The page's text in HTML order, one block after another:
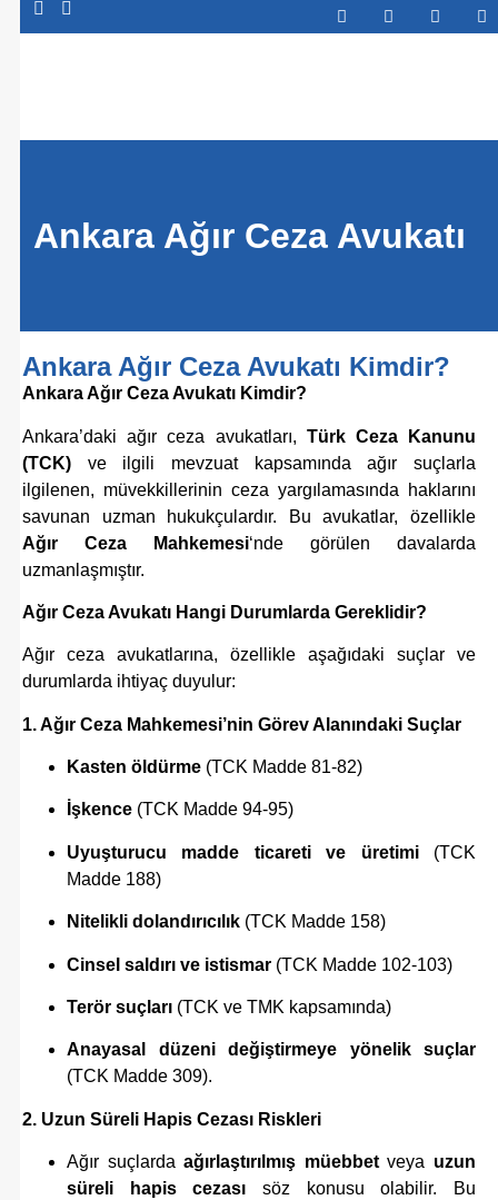
Ankara Ağır Ceza Avukatı
Ankara Ağır Ceza Avukatı Kimdir?
Ankara Ağır Ceza Avukatı Kimdir?
Ankara’daki ağır ceza avukatları, Türk Ceza Kanunu
(TCK) ve ilgili mevzuat kapsamında ağır suçlarla
ilgilenen, müvekkillerinin ceza yargılamasında haklarını
savunan uzman hukukçulardır. Bu avukatlar, özellikle
Ağır Ceza Mahkemesi‘nde görülen davalarda
uzmanlaşmıştır.
Ağır Ceza Avukatı Hangi Durumlarda Gereklidir?
Ağır ceza avukatlarına, özellikle aşağıdaki suçlar ve
durumlarda ihtiyaç duyulur:
1. Ağır Ceza Mahkemesi’nin Görev Alanındaki Suçlar
Kasten öldürme (TCK Madde 81-82)
İşkence (TCK Madde 94-95)
Uyuşturucu madde ticareti ve üretimi(TCK
Madde 188)
Nitelikli dolandırıcılık (TCK Madde 158)
Cinsel saldırı ve istismar (TCK Madde 102-103)
Terör suçları (TCK ve TMK kapsamında)
Anayasal düzeni değiştirmeye yönelik suçlar
(TCK Madde 309).
2. Uzun Süreli Hapis Cezası Riskleri
Ağır suçlardaağırlaştırılmış müebbetveya uzun
süreli hapis cezası söz konusu olabilir. Bu